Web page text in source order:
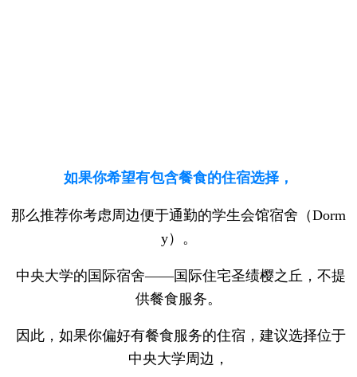
如果你希望有包含餐食的住宿选择，
那么推荐你考虑周边便于通勤的学生会馆宿舍（Dorm
y）。
中央大学的国际宿舍——国际住宅圣绩樱之丘，不提
供餐食服务。
因此，如果你偏好有餐食服务的住宿，建议选择位于
中央大学周边，